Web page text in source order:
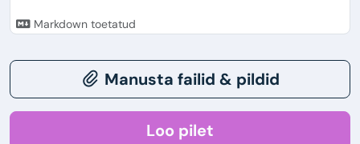
Markdown toetatud
Manusta failid & pildid
Loo pilet